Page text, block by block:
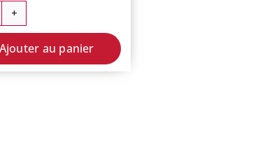
Ajouter au panier